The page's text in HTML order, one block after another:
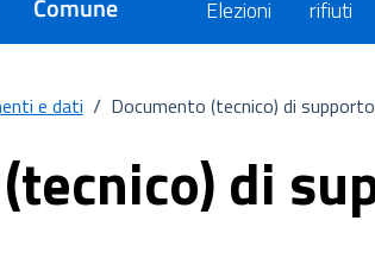
Comune
Elezioni
rifiuti
e dati / Documento (tecnico) di supporto
di